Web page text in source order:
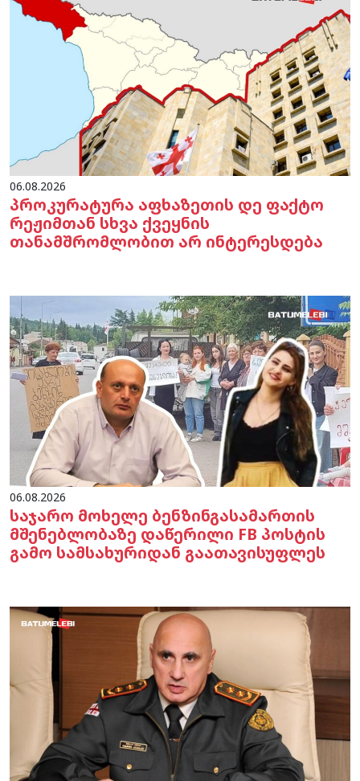
06.08.2026
პროკურატურა აფხაზეთის დე ფაქტო
რეჟიმთან სხვა ქვეყნის
თანამშრომლობით არ ინტერესდება
06.08.2026
საჯარო მოხელე ბენზინგასამართის
მშენებლობაზე დაწერილი FB პოსტის
გამო სამსახურიდან გაათავისუფლეს